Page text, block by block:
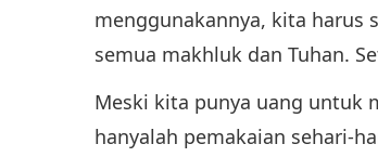
menggunakannya, kita harus
semua makhluk dan Tuhan.
Meski kita punya uang untuk
hanyalah pemakaian sehari-